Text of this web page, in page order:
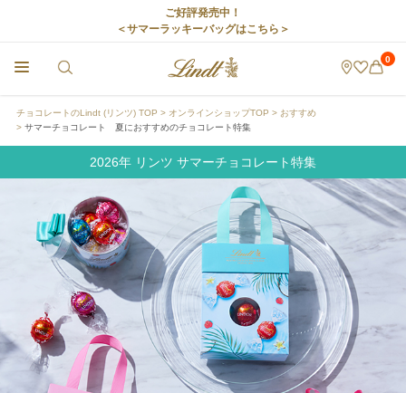
ご好評発売中！
＜サマーラッキーバッグはこちら＞
0
チョコレートのLindt (リンツ) TOP オンラインショップTOP
おすすめ
サマーチョコレート 夏におすすめのチョコレート特集
2026年 リンツ サマーチョコレート特集